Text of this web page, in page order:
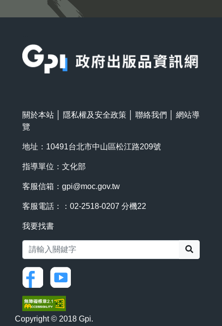
關於本站 隱私權及安全政策 聯絡我們
網站導
覽
地址：10491台北市中山區松江路209號
指導單位：文化部
客服信箱： gpi@moc.gov.tw
客服電話：：02-2518-0207 分機22
我要找書
Copyright © 2018 Gpi.